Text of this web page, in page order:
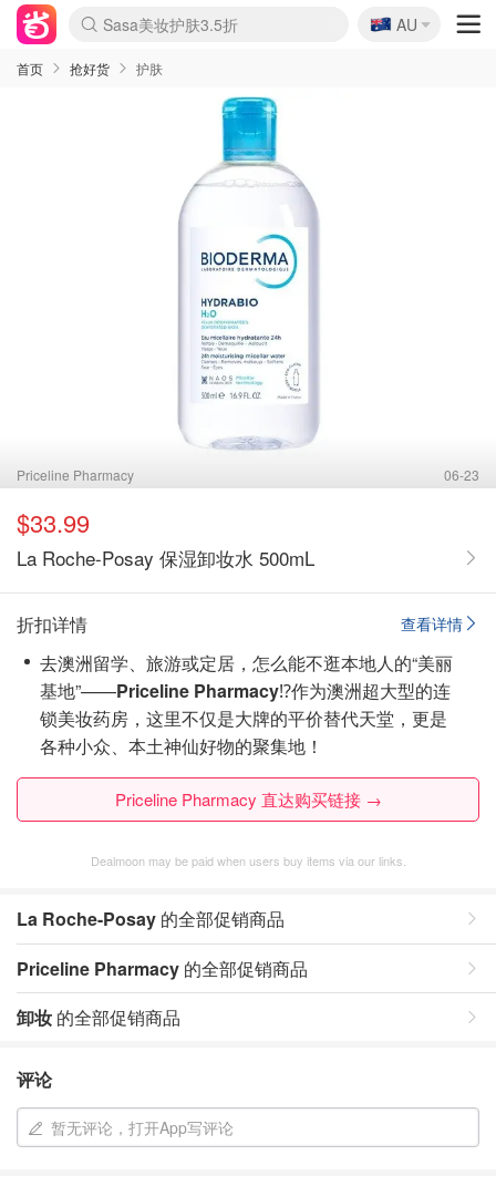
lululemon折扣上新
Sasa美妆护肤3.5折
SSENSE年中3折
FreshBeauty好价汇总
Cettire降价+叠9折
WWS Coles超市实拍
viagogo二手票捡漏
Myer超级周末1折
The Outnet奢牌1折起
David Jones 3折起
Flannels大牌1折
Perfumes Club护肤1折
AMIRO返校季6.2折
Amazon折扣汇总
eToro入金$200送$50
Amazon数码好物
ICONIC本周7.5折
ThedoubleF高奢地板价
Moose Knuckles 6折
丝芙兰5折起
EUFY官网3.7折起
Selenichast首饰2折
Trip机票酒店促销
YSL送5件彩妆礼
Amazon家居好物
Amazon美妆护肤
雅漾大喷$8
过敏原检测盒$33
伊索独家赠50ml沐浴露
科颜氏清仓3折
SEALIFE海洋馆门票6折
丝塔芙大白罐$16
订阅Newsletter送香薰
Cult Beauty 6.8折
Harrods圣诞日历2.3折
LN-CC奢牌私促3折
d'Alba空姐喷雾$16
EVE LOM套装逆天2折
Bernardelli独家4折
Adore Beauty 6折起
CT圣诞日历
Mytheresa奢品2.7折
Luxury Escapes 9折
Currentbody美容仪9折
MOON Garden Live
Roborock扫地机3.7折
Tingo Life水杯$24
Valentino官网5折
CR洗发护发6.3折
修丽可套装7.4折
Myer彩妆2件7折
GANNI官网4.5折
Stylevana韩妆4折
Tessabit高奢8.5折
OGX洗护4折
Amazon阿德莱德次日达
卡诗8.5折+赠礼
Philips Hue灯具8折
🇦🇺
AU
首页 抢好货 护肤
Priceline Pharmacy 06-23
$33.99
La Roche-Posay 保湿卸妆水 500mL
查看详情
折扣详情
去澳洲留学、旅游或定居，怎么能不逛本地人的“美丽
基地”——Priceline Pharmacy⁉️作为澳洲超大型的连
锁美妆药房，这里不仅是大牌的平价替代天堂，更是
各种小众、本土神仙好物的聚集地！
Priceline Pharmacy 直达购买链接 →
Dealmoon may be paid when users buy items via our links.
La Roche-Posay 的全部促销商品
Priceline Pharmacy 的全部促销商品
卸妆 的全部促销商品
评论
暂无评论，打开App写评论